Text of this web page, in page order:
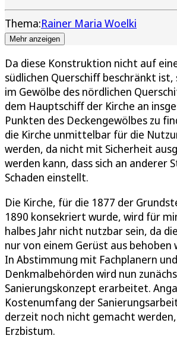
Thema:Rainer Maria Woelki
Mehr anzeigen
Da diese Konstruktion nicht auf
südlichen Querschiff beschränkt
im Gewölbe des nördlichen
dem Hauptschiff der Kirche an
Punkten des Deckengewölbes zu
die Kirche unmittelbar für die
werden, da nicht mit Sicherheit
werden kann, dass sich an anderer
Schaden einstellt.
Die Kirche, für die 1877 der
1890 konsekriert wurde, wird für
halbes Jahr nicht nutzbar sein, da
nur von einem Gerüst aus behoben
In Abstimmung mit Fachplanern
Denkmalbehörden wird nun
Sanierungskonzept erarbeitet.
Kostenumfang der
derzeit noch nicht gemacht
Erzbistum.